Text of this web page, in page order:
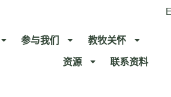
参与我们
教牧关怀​
资源
联系资料​